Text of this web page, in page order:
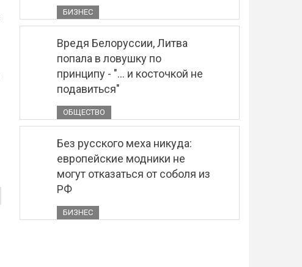
БИЗНЕС
Вредя Белоруссии, Литва
попала в ловушку по
принципу - "... и косточкой не
подавиться"
ОБЩЕСТВО
Без русского меха никуда:
европейские модники не
могут отказаться от соболя из
РФ
БИЗНЕС